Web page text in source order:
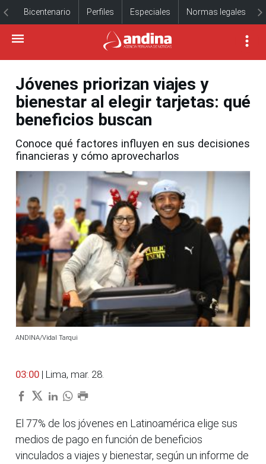
Bicentenario Perfiles Especiales Normas legales
Jóvenes priorizan viajes y
bienestar al elegir tarjetas: qué
beneficios buscan
Conoce qué factores influyen en sus decisiones
financieras y cómo aprovecharlos
ANDINA/Vidal Tarqui
03:00 | Lima, mar. 28.
El 77% de los jóvenes en Latinoamérica elige sus
medios de pago en función de beneficios
vinculados a viajes y bienestar, según un informe de